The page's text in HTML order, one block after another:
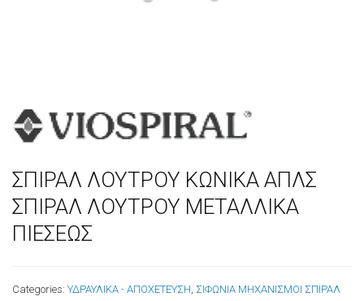
ΣΠΙΡΑΛ ΛΟΥΤΡΟΥ ΚΩΝΙΚΑ ΑΠΛΣ
ΣΠΙΡΑΛ ΛΟΥΤΡΟΥ ΜΕΤΑΛΛΙΚΑ
ΠΙΕΣΕΩΣ
Categories: ΥΔΡΑΥΛΙΚΑ - ΑΠΟΧΕΤΕΥΣΗ ΣΙΦΩΝΙΑ ΜΗΧΑΝΙΣΜΟΙ ΣΠΙΡΑΛ